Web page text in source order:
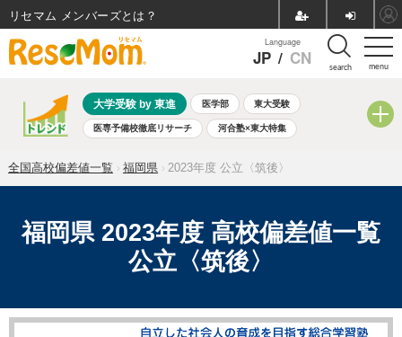
menu
Language
JP / CN search
大学受験 by 東進 医学部 東大受験
医専予備校徹底リサーチ 河合塾×東大特集
共通テスト 夏休み 8月開催学校説明会・相談会
自由研究教材（小学生向け） 自由研究教材（中学生向け）
ランキング
全国高校偏差値一覧 福岡県 2023年度 公立〈筑後〉
福岡県 2023年度 高校偏差値一覧
公立〈筑後〉
リセマム メンバーズ